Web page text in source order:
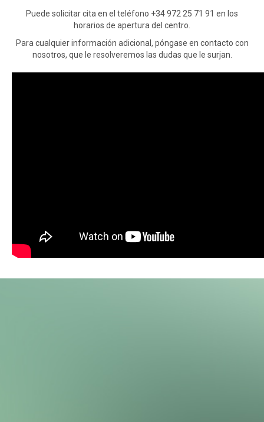
Puede solicitar cita en el teléfono +34 972 25 71 91 en los
horarios de apertura del centro.
Para cualquier información adicional, póngase en contacto con
nosotros, que le resolveremos las dudas que le surjan.